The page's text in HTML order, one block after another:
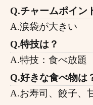
Q.チャームポイン
A.涙袋が大きい
Q.特技は？
A.特技：食べ放題
Q.好きな食べ物は
A.お寿司、餃子、